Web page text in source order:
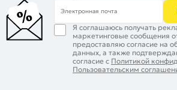
Электронная почта
Я соглашаюсь получать
маркетинговые сообщения
предоставляю согласие на
данных, а также
согласие с Политикой
Пользовательским